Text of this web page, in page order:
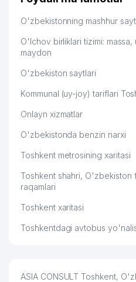
O'zbekistonning mashhur
O'lchov birliklari tizimi:
maydon
O'zbekiston saytlari
Kommunal (uy-joy) tariflari
Onlayn xizmatlar
O'zbekistonda benzin narxi
Toshkent metrosining xaritasi
Toshkent shahri,
raqamlari
Toshkent xaritasi
Toshkentdagi avtobus
ASIA CONSULT Toshkent,